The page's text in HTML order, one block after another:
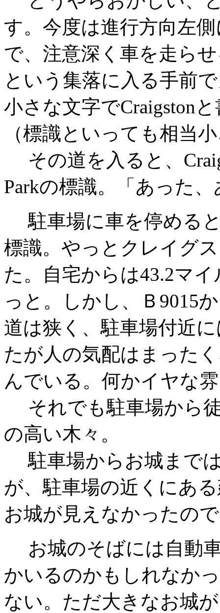
す。今度は進行方向左
で、注意深く車を走ら
という集落に入る手前
小さな文字でCraigston
（標識といっても相当
その道を入ると、
Parkの標識。「あった
駐車場に車を停めると
標識。やっとクレイグ
た。自宅からは43.2マ
っと。しかし、Ｂ9015
道は狭く、駐車場付近
たが人の気配はまった
んでいる。何かイヤな
それでも駐車場から
の高い木々。
駐車場からお城まで
が、駐車場の近くにあ
お城が見えなかったの
お城のそばには自動
かいるのかもしれなか
ない。ただ大きなお城